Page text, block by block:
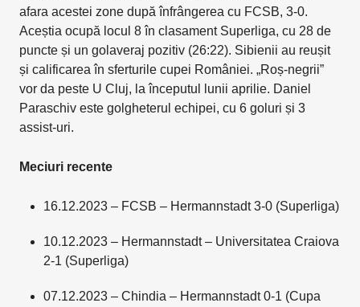
afara acestei zone după înfrângerea cu FCSB, 3-0.
Aceștia ocupă locul 8 în clasament Superliga, cu 28 de
puncte și un golaveraj pozitiv (26:22). Sibienii au reușit
și calificarea în sferturile cupei României. „Roș-negrii”
vor da peste U Cluj, la începutul lunii aprilie. Daniel
Paraschiv este golgheterul echipei, cu 6 goluri și 3
assist-uri.
Meciuri recente
16.12.2023 – FCSB – Hermannstadt 3-0 (Superliga)
10.12.2023 – Hermannstadt – Universitatea Craiova
2-1 (Superliga)
07.12.2023 – Chindia – Hermannstadt 0-1 (Cupa